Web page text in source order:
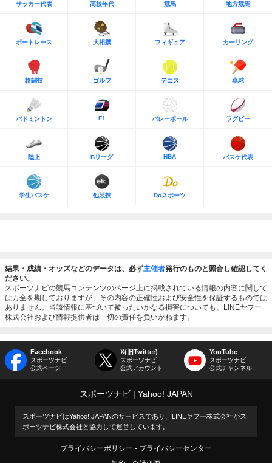
サッカー代表 高校年代 競馬 地方競馬
ボートレース 大相撲 フィギュア カーリング
格闘技 ゴルフ テニス 卓球
バドミントン F1 バレーボール ラグビー
陸上 Bリーグ NBA バスケ代表
学生バスケ 他競技 Doスポーツ
結果・成績・オッズなどのデータは、必ず主催者発行のものと照合し確認してく
ださい。
スポーツナビの競馬コンテンツのページ上に掲載されている情報の内容に関して
は万全を期しておりますが、その内容の正確性および安全性を保証するものでは
ありません。当該情報に基づいて被ったいかなる損害についても、LINEヤフー
株式会社および情報提供者は一切の責任を負いかねます。
Facebook
スポーツナビ
公式ページ
X(旧Twitter)
スポーツナビ
公式アカウント
YouTube
スポーツナビ
公式チャンネル
スポーツナビ Yahoo! JAPAN
スポーツナビはYahoo! JAPANのサービスであり、LINEヤフー株式会社がス
ポーツナビ株式会社と協力して運営しています。
プライバシーポリシー
プライバシーセンター